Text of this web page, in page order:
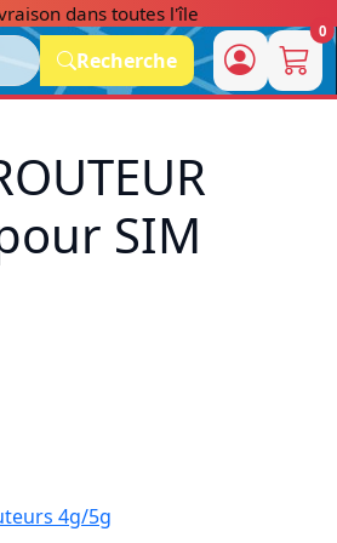
dans toutes l'île
Recherche
0
SIM
4g/5g